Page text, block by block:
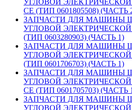
CE (ТИП 0601805508) (ЧАСТЬ
ЗАПЧАСТИ ДЛЯ МАШИНЫ
УГЛОВОЙ ЭЛЕКТРИЧЕСКОЙ
(ТИП 0603280903) (ЧАСТЬ 1)
ЗАПЧАСТИ ДЛЯ МАШИНЫ
УГЛОВОЙ ЭЛЕКТРИЧЕСКОЙ
(ТИП 0601706703) (ЧАСТЬ 1)
ЗАПЧАСТИ ДЛЯ МАШИНЫ
УГЛОВОЙ ЭЛЕКТРИЧЕСКОЙ
CE (ТИП 0601705703) (ЧАСТЬ
ЗАПЧАСТИ ДЛЯ МАШИНЫ
УГЛОВОЙ ЭЛЕКТРИЧЕСКОЙ